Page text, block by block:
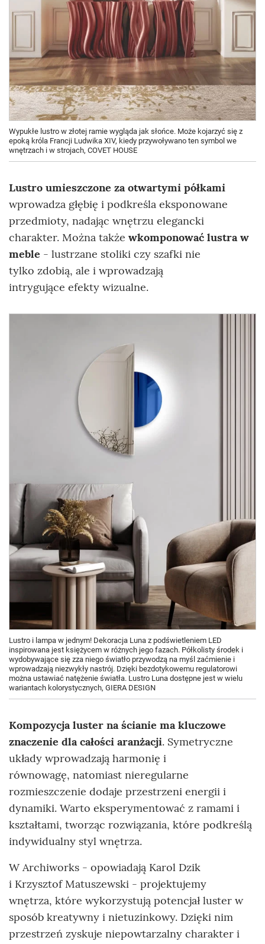
Wypukłe lustro w złotej ramie wygląda jak słońce. Może kojarzyć się z
epoką króla Francji Ludwika XIV, kiedy przywoływano ten symbol we
wnętrzach i w strojach, COVET HOUSE
Lustro umieszczone za otwartymi półkami
wprowadza głębię i podkreśla eksponowane
przedmioty, nadając wnętrzu elegancki
charakter. Można także wkomponować lustra w
meble - lustrzane stoliki czy szafki nie
tylko zdobią, ale i wprowadzają
intrygujące efekty wizualne.
Lustro i lampa w jednym! Dekoracja Luna z podświetleniem LED
inspirowana jest księżycem w różnych jego fazach. Półkolisty środek i
wydobywające się zza niego światło przywodzą na myśl zaćmienie i
wprowadzają niezwykły nastrój. Dzięki bezdotykowemu regulatorowi
można ustawiać natężenie światła. Lustro Luna dostępne jest w wielu
wariantach kolorystycznych, GIERA DESIGN
Kompozycja luster na ścianie ma kluczowe
znaczenie dla całości aranżacji. Symetryczne
układy wprowadzają harmonię i
równowagę, natomiast nieregularne
rozmieszczenie dodaje przestrzeni energii i
dynamiki. Warto eksperymentować z ramami i
kształtami, tworząc rozwiązania, które podkreślą
indywidualny styl wnętrza.
W Archiworks - opowiadają Karol Dzik
i Krzysztof Matuszewski - projektujemy
wnętrza, które wykorzystują potencjał luster w
sposób kreatywny i nietuzinkowy. Dzięki nim
przestrzeń zyskuje niepowtarzalny charakter i